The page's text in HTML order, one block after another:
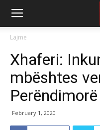
Lajme
Xhaferi:
mbështes
Perëndimorë
February 1, 2020